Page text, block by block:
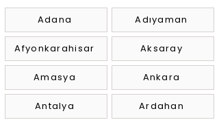
Adana
Afyonkarahisar
Amasya
Antalya
Adıyaman
Aksaray
Ankara
Ardahan